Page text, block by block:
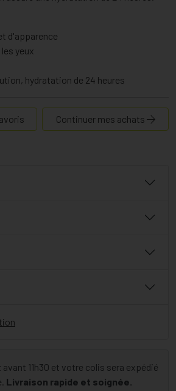
d'apparence
yeux
hydratation de 24 heures
Continuer mes achats
avant 11h30 et votre colis sera expédié
Livraison rapide et soignée.